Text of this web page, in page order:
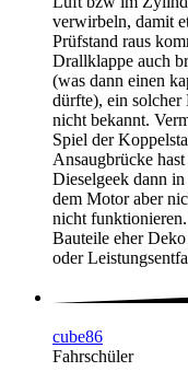
verwirbeln, damit
Prüfstand raus
Drallklappe auch
(was dann einen
dürfte), ein solcher
nicht bekannt.
Spiel der
Ansaugbrücke
Dieselgeek dann
dem Motor aber
nicht
Bauteile eher
oder
cube86
Fahrschüler